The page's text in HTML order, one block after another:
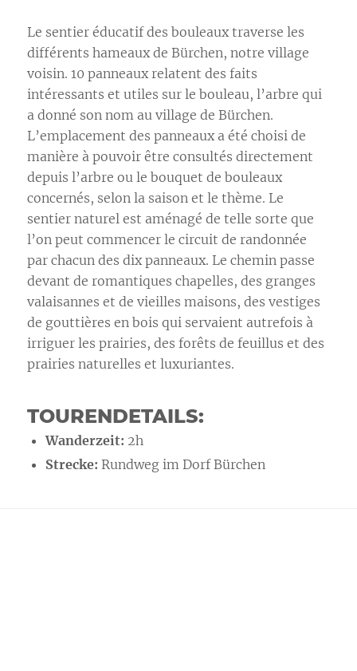
Le sentier éducatif des bouleaux traverse les
différents hameaux de Bürchen, notre village
voisin. 10 panneaux relatent des faits
intéressants et utiles sur le bouleau, l’arbre qui
a donné son nom au village de Bürchen.
L’emplacement des panneaux a été choisi de
manière à pouvoir être consultés directement
depuis l’arbre ou le bouquet de bouleaux
concernés, selon la saison et le thème. Le
sentier naturel est aménagé de telle sorte que
l’on peut commencer le circuit de randonnée
par chacun des dix panneaux. Le chemin passe
devant de romantiques chapelles, des granges
valaisannes et de vieilles maisons, des vestiges
de gouttières en bois qui servaient autrefois à
irriguer les prairies, des forêts de feuillus et des
prairies naturelles et luxuriantes.
TOURENDETAILS:
Wanderzeit: 2h
Strecke: Rundweg im Dorf Bürchen